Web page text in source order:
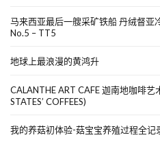
马来西亚最后一艘采矿铁船 丹绒督亚
No.5 – TT5
地球上最浪漫的黄鸿升
CALANTHE ART CAFE 迦南地咖啡艺
STATES’ COFFEES)
我的养菇初体验-菇宝宝养殖过程全记